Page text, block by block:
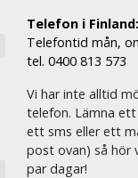
Telefon i Finland:
Telefontid mån,
tel. 0400 813 573
Vi har inte alltid
telefon. Lämna
ett sms eller ett
post ovan) så hör
par dagar!